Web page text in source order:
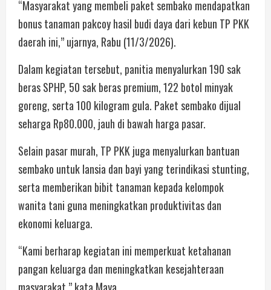
“Masyarakat yang membeli paket sembako mendapatkan
bonus tanaman pakcoy hasil budi daya dari kebun TP PKK
daerah ini,” ujarnya, Rabu (11/3/2026).
Dalam kegiatan tersebut, panitia menyalurkan 190 sak
beras SPHP, 50 sak beras premium, 122 botol minyak
goreng, serta 100 kilogram gula. Paket sembako dijual
seharga Rp80.000, jauh di bawah harga pasar.
Selain pasar murah, TP PKK juga menyalurkan bantuan
sembako untuk lansia dan bayi yang terindikasi stunting,
serta memberikan bibit tanaman kepada kelompok
wanita tani guna meningkatkan produktivitas dan
ekonomi keluarga.
“Kami berharap kegiatan ini memperkuat ketahanan
pangan keluarga dan meningkatkan kesejahteraan
masyarakat,” kata Maya.